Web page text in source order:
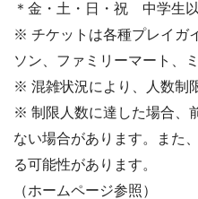
＊金・土・日・祝 中学生
※ チケットは各種プレイガ
ソン、ファミリーマート、
※ 混雑状況により、人数制
※ 制限人数に達した場合、
ない場合があります。また
る可能性があります。
（ホームページ参照）